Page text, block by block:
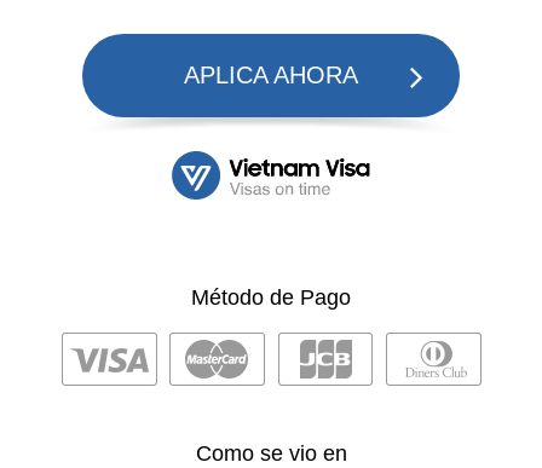
APLICA AHORA
Método de Pago
Como se vio en